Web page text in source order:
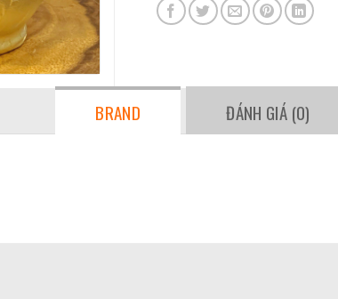
BRAND ĐÁNH GIÁ (0)